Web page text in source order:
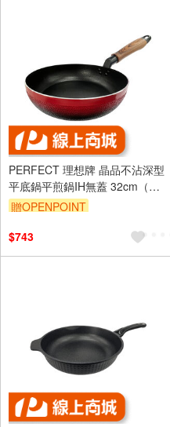
PERFECT 理想牌 晶品不沾深型
平底鍋平煎鍋IH無蓋 32cm（需
宅配）-Leidea樂德兒
贈OPENPOINT
$743